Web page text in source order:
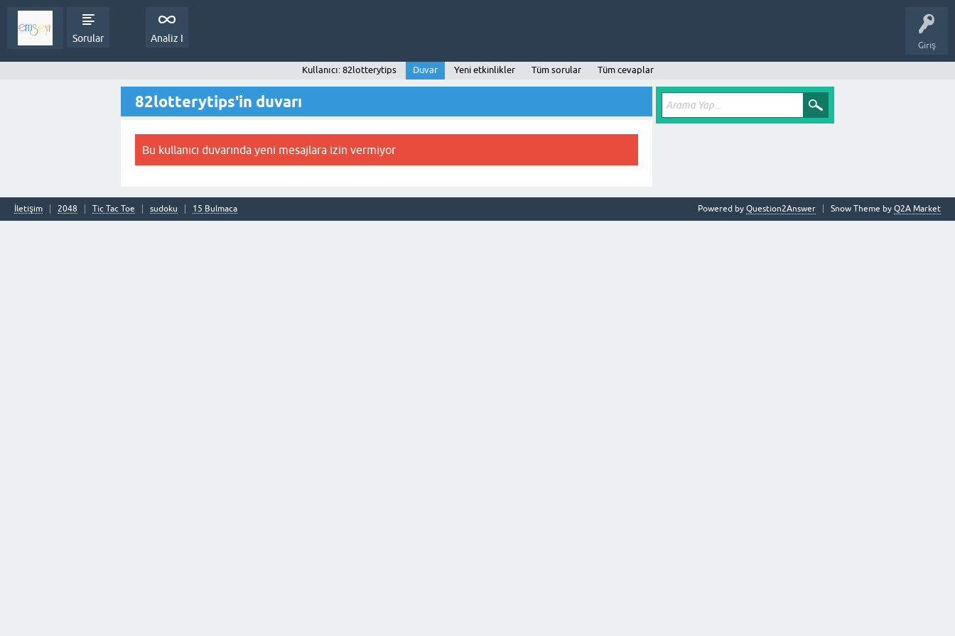
Giriş
Sorular Analiz I
Kullanıcı: 82lotterytips Duvar Yeni etkinlikler Tüm sorular Tüm cevaplar
82lotterytips'in duvarı
Bu kullanıcı duvarında yeni mesajlara izin vermiyor
İletişim 2048 Tic Tac Toe sudoku 15 Bulmaca Snow Theme by Q2A Market
Powered by Question2Answer